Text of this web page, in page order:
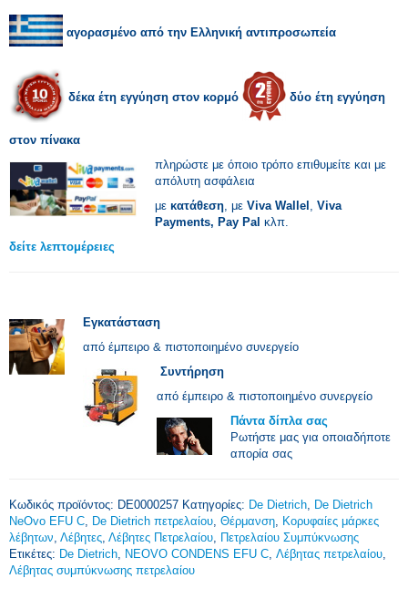
αγορασμένο από την Ελληνική αντιπροσωπεία
δέκα έτη εγγύηση στον κορμό δύο έτη εγγύηση
στον πίνακα
πληρώστε με όποιο τρόπο επιθυμείτε και με
απόλυτη ασφάλεια
με κατάθεση , με Viva Wallel
Viva
Payments, Pay Pal κλπ.
δείτε λεπτομέρειες
Εγκατάσταση
από έμπειρο & πιστοποιημένο συνεργείο
Συντήρηση
από έμπειρο & πιστοποιημένο συνεργείο
Πάντα δίπλα σας
Ρωτήστε μας για οποιαδήποτε
απορία σας
Κωδικός προϊόντος: DE0000257 Κατηγορίες: De Dietrich
De Dietrich
NeOvo EFU C
De Dietrich πετρελαίου Θέρμανση
Κορυφαίες μάρκες
λέβητων Λέβητες Λέβητες Πετρελαίου
Πετρελαίου Συμπύκνωσης
Ετικέτες: De Dietrich NEOVO CONDENS EFU C Λέβητας πετρελαίου
Λέβητας συμπύκνωσης πετρελαίου